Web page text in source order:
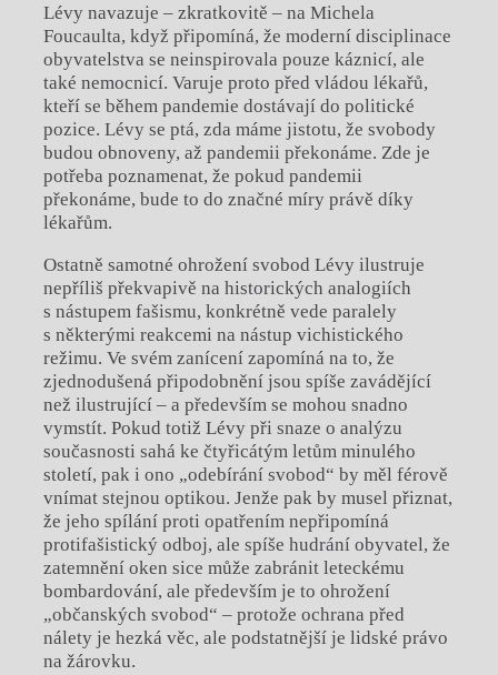
Lévy navazuje – zkratkovitě – na Michela
Foucaulta, když připomíná, že moderní disciplinace
obyvatelstva se neinspirovala pouze káznicí, ale
také nemocnicí. Varuje proto před vládou lékařů,
kteří se během pandemie dostávají do politické
pozice. Lévy se ptá, zda máme jistotu, že svobody
budou obnoveny, až pandemii překonáme. Zde je
potřeba poznamenat, že pokud pandemii
překonáme, bude to do značné míry právě díky
lékařům.
Ostatně samotné ohrožení svobod Lévy ilustruje
nepříliš překvapivě na historických analogiích
s nástupem fašismu, konkrétně vede paralely
s některými reakcemi na nástup vichistického
režimu. Ve svém zanícení zapomíná na to, že
zjednodušená připodobnění jsou spíše zavádějící
než ilustrující – a především se mohou snadno
vymstít. Pokud totiž Lévy při snaze o analýzu
současnosti sahá ke čtyřicátým letům minulého
století, pak i ono „odebírání svobod“ by měl férově
vnímat stejnou optikou. Jenže pak by musel přiznat,
že jeho spílání proti opatřením nepřipomíná
protifašistický odboj, ale spíše hudrání obyvatel, že
zatemnění oken sice může zabránit leteckému
bombardování, ale především je to ohrožení
„občanských svobod“ – protože ochrana před
nálety je hezká věc, ale podstatnější je lidské právo
na žárovku.